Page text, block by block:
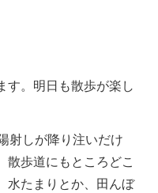
す。明日も散歩が楽し
射しが降り注いだけ
散歩道にもところどこ
水たまりとか、田んぼ